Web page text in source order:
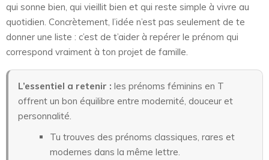
qui sonne bien, qui vieillit bien et qui reste simple à vivre au
quotidien. Concrètement, l’idée n’est pas seulement de te
donner une liste : c’est de t’aider à repérer le prénom qui
correspond vraiment à ton projet de famille.
L’essentiel a retenir : les prénoms féminins en T
offrent un bon équilibre entre modernité, douceur et
personnalité.
Tu trouves des prénoms classiques, rares et
modernes dans la même lettre.